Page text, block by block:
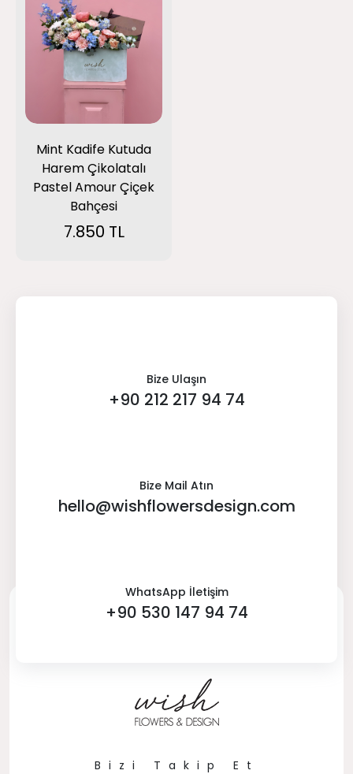
Mint Kadife Kutuda
Harem Çikolatalı
Pastel Amour Çiçek
Bahçesi
7.850 TL
Bize Ulaşın
+90 212 217 94 74
Bize Mail Atın
hello@wishflowersdesign.com
WhatsApp İletişim
+90 530 147 94 74
Bizi Takip Et